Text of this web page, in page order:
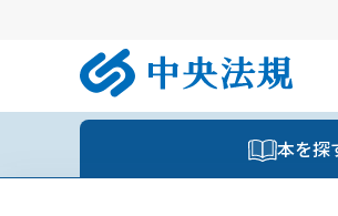
本を探